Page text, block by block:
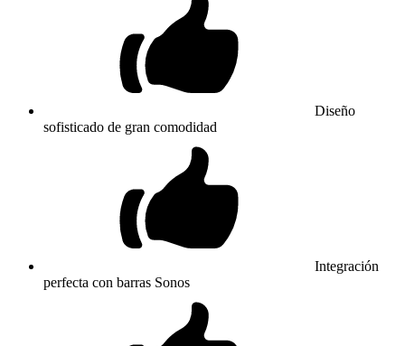
Diseño
sofisticado de gran comodidad
Integración
perfecta con barras Sonos